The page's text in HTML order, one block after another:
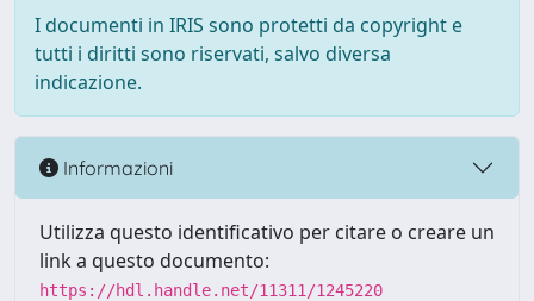
I documenti in IRIS sono protetti da copyright e
tutti i diritti sono riservati, salvo diversa
indicazione.
Informazioni
Utilizza questo identificativo per citare o creare un
link a questo documento:
https://hdl.handle.net/11311/1245220